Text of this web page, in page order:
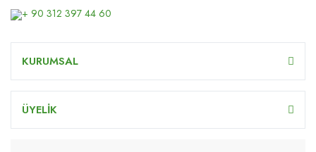
+ 90 312 397 44 60
KURUMSAL
ÜYELİK